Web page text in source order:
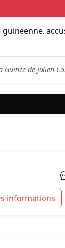
de Julien
informations